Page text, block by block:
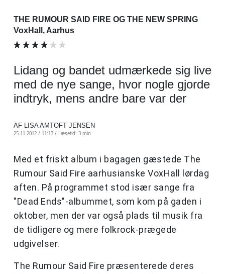
THE RUMOUR SAID FIRE OG THE NEW SPRING
VoxHall, Aarhus
Lidang og bandet udmærkede sig live
med de nye sange, hvor nogle gjorde
indtryk, mens andre bare var der
AF LISA AMTOFT JENSEN
25.11.2012 / 11:13 / Læsetid: 3 min
Med et friskt album i bagagen gæstede The
Rumour Said Fire aarhusianske VoxHall lørdag
aften. På programmet stod især sange fra
"Dead Ends"-albummet, som kom på gaden i
oktober, men der var også plads til musik fra
de tidligere og mere folkrock-prægede
udgivelser.
The Rumour Said Fire præsenterede deres